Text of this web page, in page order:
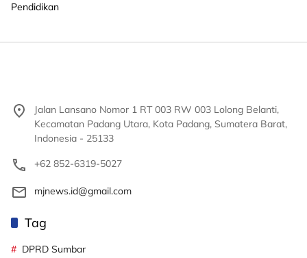
Jalan Lansano Nomor 1 RT 003 RW 003 Lolong Belanti,
Kecamatan Padang Utara, Kota Padang, Sumatera Barat,
Indonesia - 25133
+62 852-6319-5027
mjnews.id@gmail.com
Tag
DPRD Sumbar